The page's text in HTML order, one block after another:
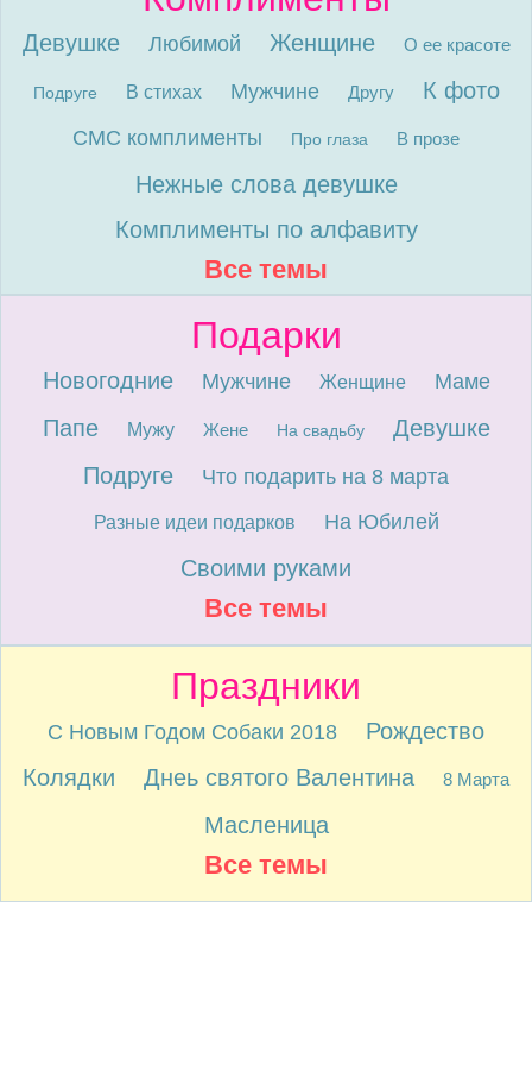
Девушке Любимой Женщине О ее красоте
Подруге В стихах Мужчине Другу К фото
СМС комплименты Про глаза В прозе
Нежные слова девушке
Комплименты по алфавиту
Все темы
Подарки
Новогодние Мужчине Женщине Маме
Папе Мужу Жене На свадьбу
Девушке
Подруге
Что подарить на 8 марта
Разные идеи подарков На Юбилей
Своими руками
Все темы
Праздники
С Новым Годом Собаки 2018
Рождество
Колядки
Днеь святого Валентина 8 Марта
Масленица
Все темы